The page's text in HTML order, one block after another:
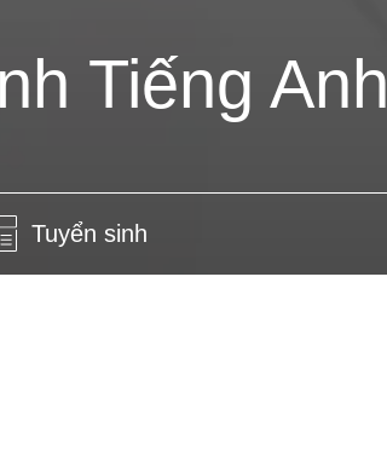
Tiếng Anh
Tuyển sinh